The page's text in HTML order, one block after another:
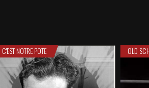
C'EST NOTRE POTE OLD